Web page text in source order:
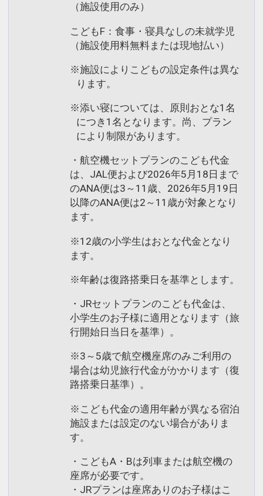
（施設使用のみ）
こどもF：食事・寝具なしの未就学児
（施設使用料無料または現地払い）
※施設によりこどもの設定条件は異な
ります。
※添い寝については、原則おとな1名
につき1名となります。尚、プラン
により制限があります。
・航空機セットプランのこども代金
は、JAL便および2026年5月18日まで
のANA便は3～11歳、2026年5月19日
以降のANA便は2～11歳が対象となり
ます。
※12歳の小学生はおとな代金となり
ます。
※年齢は復路搭乗日を基準とします。
・JRセットプランのこども代金は、
小学生のお子様に適用となります（旅
行開始日当日を基準）。
※3～5歳で航空機座席のみご利用の
場合は幼児旅行代金がかかります（復
路搭乗日基準）。
※こども代金の適用年齢が異なる宿泊
施設または設定のない場合がありま
す。
・こどもA・Bは列車または航空機の
座席が必要です。
・JRプランは座席ありのお子様はこ